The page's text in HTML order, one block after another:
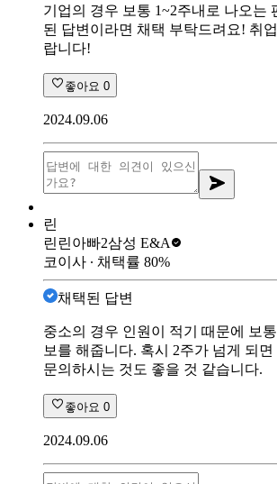
기업의 경우 보통 1~2주내로 나오는
된 답변이라면 채택 부탁드려요! 취
랍니다!
좋아요 0
2024.09.06
린
린린아빠2삼성 E&A
코이사 ∙ 채택률 80%
채택된 답변
중소의 경우 인원이 적기 때문에 보
보를 해줍니다. 혹시 2주가 넘게 되
문의하시는 것도 좋을 것 같습니다.
좋아요 0
2024.09.06